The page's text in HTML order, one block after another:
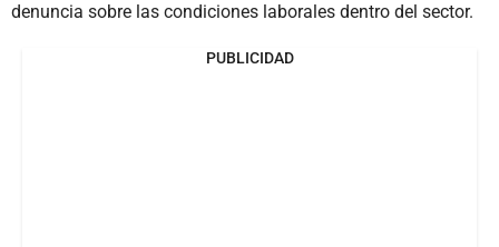
denuncia sobre las condiciones laborales dentro del sector.
PUBLICIDAD